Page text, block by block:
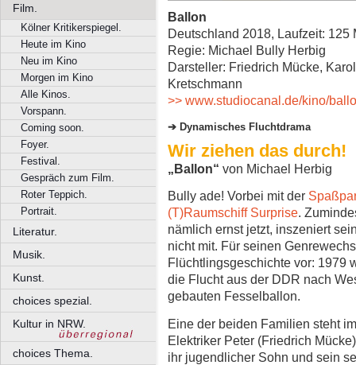
Film.
Kölner Kritikerspiegel.
Heute im Kino
Neu im Kino
Morgen im Kino
Alle Kinos.
Vorspann.
Coming soon.
Foyer.
Festival.
Gespräch zum Film.
Roter Teppich.
Portrait.
Literatur.
Musik.
Kunst.
choices spezial.
Kultur in NRW.
choices Thema.
Ballon
Deutschland 2018, Laufzeit: 125
Regie: Michael Bully Herbig
Darsteller: Friedrich Mücke,
Kretschmann
>> www.studiocanal.de/kino/
Dynamisches Fluchtdrama
Wir ziehen das durch!
„Ballon“ von Michael Herbig
Bully ade! Vorbei mit der
(T)Raumschiff Surprise.
nämlich ernst jetzt, inszeniert
nicht mit. Für seinen
Flüchtlingsgeschichte vor: 1979
die Flucht aus der DDR nach
gebauten Fesselballon.
Eine der beiden Familien steht
Elektriker Peter (Friedrich
ihr jugendlicher Sohn und sein